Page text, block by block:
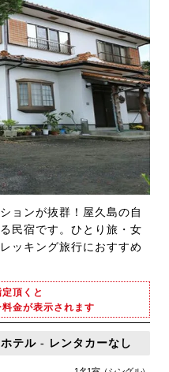
ョンが抜群！屋久島の自
民宿です。ひとり旅・女
ッキング旅行におすすめ
頂くと
金が表示されます
テル - レンタカーなし